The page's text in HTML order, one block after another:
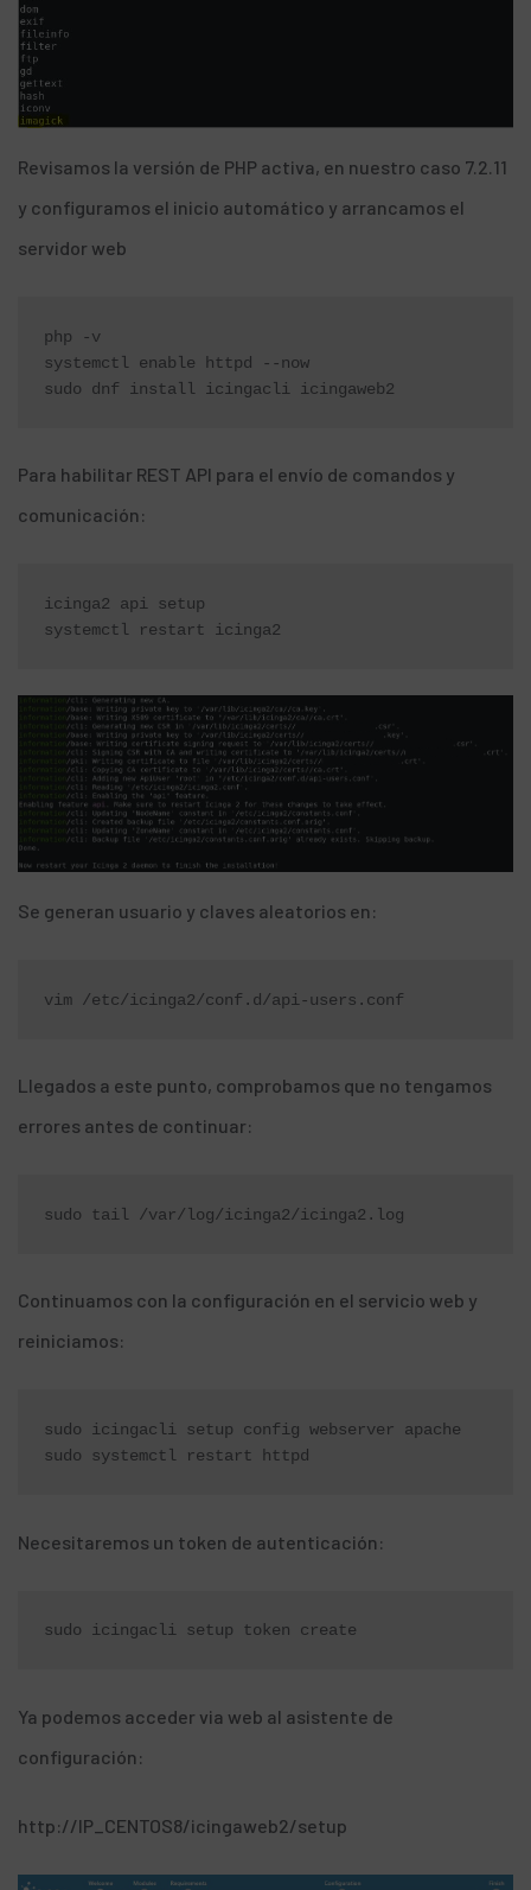
Revisamos la versión de PHP activa, en nuestro caso 7.2.11
y configuramos el inicio automático y arrancamos el
servidor web
php -v
systemctl enable httpd --now
sudo dnf install icingacli icingaweb2
Para habilitar REST API para el envío de comandos y
comunicación:
icinga2 api setup
systemctl restart icinga2
Se generan usuario y claves aleatorios en:
vim /etc/icinga2/conf.d/api-users.conf
Llegados a este punto, comprobamos que no tengamos
errores antes de continuar:
sudo tail /var/log/icinga2/icinga2.log
Continuamos con la configuración en el servicio web y
reiniciamos:
sudo icingacli setup config webserver apache
sudo systemctl restart httpd
Necesitaremos un token de autenticación:
sudo icingacli setup token create
Ya podemos acceder via web al asistente de
configuración:
http://IP_CENTOS8/icingaweb2/setup